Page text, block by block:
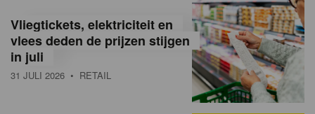
g
ë
Vliegtickets, elektriciteit en
vlees deden de prijzen stijgen
in juli
31 JULI 2026 • RETAIL